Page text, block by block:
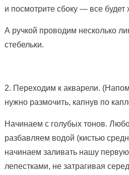
и посмотрите сбоку — все
А ручкой проводим несколько
стебельки.
2. Переходим к акварели.
нужно размочить, капнув по
Начинаем с голубых тонов.
разбавляем водой (кистью
начинаем заливать нашу
лепестками, не затрагивая